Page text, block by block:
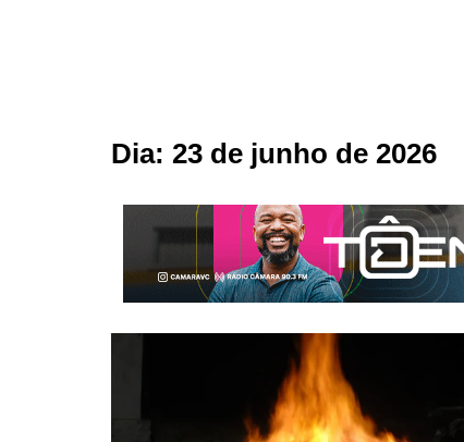
Dia: 23 de junho de 2026